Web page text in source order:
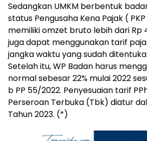
Sedangkan UMKM berbentuk
status Pengusaha Kena Pajak (
memiliki omzet bruto lebih dari Rp
juga dapat menggunakan tarif
jangka waktu yang sudah
Setelah itu, WP Badan harus
normal sebesar 22% mulai 2022
b PP 55/2022. Penyesuaian tarif
Perseroan Terbuka (Tbk) diatur
Tahun 2023. (*)